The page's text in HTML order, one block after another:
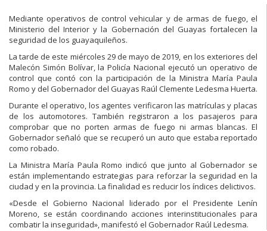
Mediante operativos de control vehicular y de armas de fuego, el
Ministerio del Interior y la Gobernación del Guayas fortalecen la
seguridad de los guayaquileños.
La tarde de este miércoles 29 de mayo de 2019, en los exteriores del
Malecón Simón Bolívar, la Policía Nacional ejecutó un operativo de
control que contó con la participación de la Ministra María Paula
Romo y del Gobernador del Guayas Raúl Clemente Ledesma Huerta.
Durante el operativo, los agentes verificaron las matrículas y placas
de los automotores. También registraron a los pasajeros para
comprobar que no porten armas de fuego ni armas blancas. El
Gobernador señaló que se recuperó un auto que estaba reportado
como robado.
La Ministra María Paula Romo indicó que junto al Gobernador se
están implementando estrategias para reforzar la seguridad en la
ciudad y en la provincia. La finalidad es reducir los índices delictivos.
«Desde el Gobierno Nacional liderado por el Presidente Lenín
Moreno, se están coordinando acciones interinstitucionales para
combatir la inseguridad», manifestó el Gobernador Raúl Ledesma.